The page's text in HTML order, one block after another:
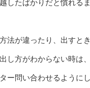
したばかりだと慣れる
法が違ったり、出すと
し方がわからない時は
ー問い合わせるように